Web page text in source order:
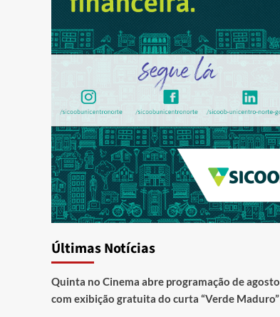
Últimas Notícias
Quinta no Cinema abre programação de agosto
com exibição gratuita do curta “Verde Maduro”